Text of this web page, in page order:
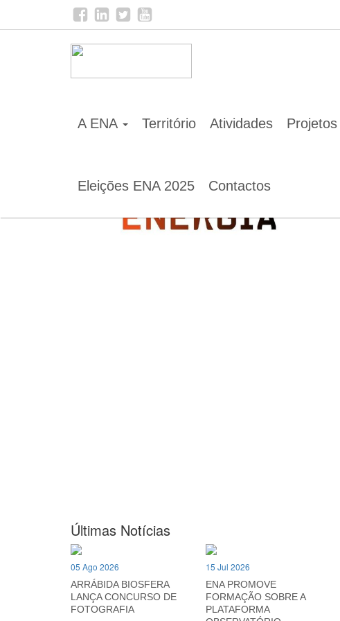
A ENA Território Atividades Projetos
Eleições ENA 2025 Contactos
Home
Últimas Notícias
05 Ago 2026
ARRÁBIDA BIOSFERA
LANÇA CONCURSO DE
FOTOGRAFIA
15 Jul 2026
ENA PROMOVE
FORMAÇÃO SOBRE A
PLATAFORMA